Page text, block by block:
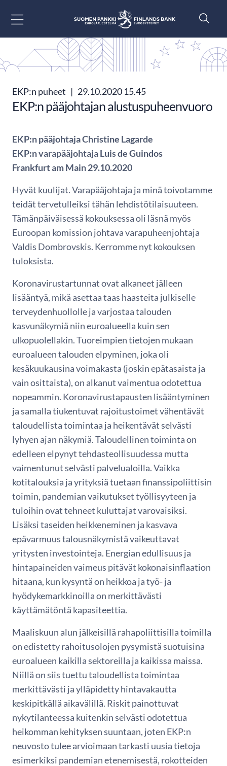
EKP:n puheet | 29.10.2020 15.45
EKP:n pääjohtajan alustuspuheenvuoro
EKP:n pääjohtaja Christine Lagarde
EKP:n varapääjohtaja Luis de Guindos
Frankfurt am Main 29.10.2020
Hyvät kuulijat. Varapääjohtaja ja minä toivotamme
teidät tervetulleiksi tähän lehdistötilaisuuteen.
Tämänpäiväisessä kokouksessa oli läsnä myös
Euroopan komission johtava varapuheenjohtaja
Valdis Dombrovskis. Kerromme nyt kokouksen
tuloksista.
Koronavirustartunnat ovat alkaneet jälleen
lisääntyä, mikä asettaa taas haasteita julkiselle
terveydenhuollolle ja varjostaa talouden
kasvunäkymiä niin euroalueella kuin sen
ulkopuolellakin. Tuoreimpien tietojen mukaan
euroalueen talouden elpyminen, joka oli
kesäkuukausina voimakasta (joskin epätasaista ja
vain osittaista), on alkanut vaimentua odotettua
nopeammin. Koronavirustapausten lisääntyminen
ja samalla tiukentuvat rajoitustoimet vähentävät
taloudellista toimintaa ja heikentävät selvästi
lyhyen ajan näkymiä. Taloudellinen toiminta on
edelleen elpynyt tehdasteollisuudessa mutta
vaimentunut selvästi palvelualoilla. Vaikka
kotitalouksia ja yrityksiä tuetaan finanssipoliittisin
toimin, pandemian vaikutukset työllisyyteen ja
tuloihin ovat tehneet kuluttajat varovaisiksi.
Lisäksi taseiden heikkeneminen ja kasvava
epävarmuus talousnäkymistä vaikeuttavat
yritysten investointeja. Energian edullisuus ja
hintapaineiden vaimeus pitävät kokonaisinflaation
hitaana, kun kysyntä on heikkoa ja työ- ja
hyödykemarkkinoilla on merkittävästi
käyttämätöntä kapasiteettia.
Maaliskuun alun jälkeisillä rahapoliittisilla toimilla
on edistetty rahoitusolojen pysymistä suotuisina
euroalueen kaikilla sektoreilla ja kaikissa maissa.
Niillä on siis tuettu taloudellista toimintaa
merkittävästi ja ylläpidetty hintavakautta
keskipitkällä aikavälillä. Riskit painottuvat
nykytilanteessa kuitenkin selvästi odotettua
heikomman kehityksen suuntaan, joten EKP:n
neuvosto tulee arvioimaan tarkasti uusia tietoja
esimerkiksi pandemian etenemisestä, rokotteiden